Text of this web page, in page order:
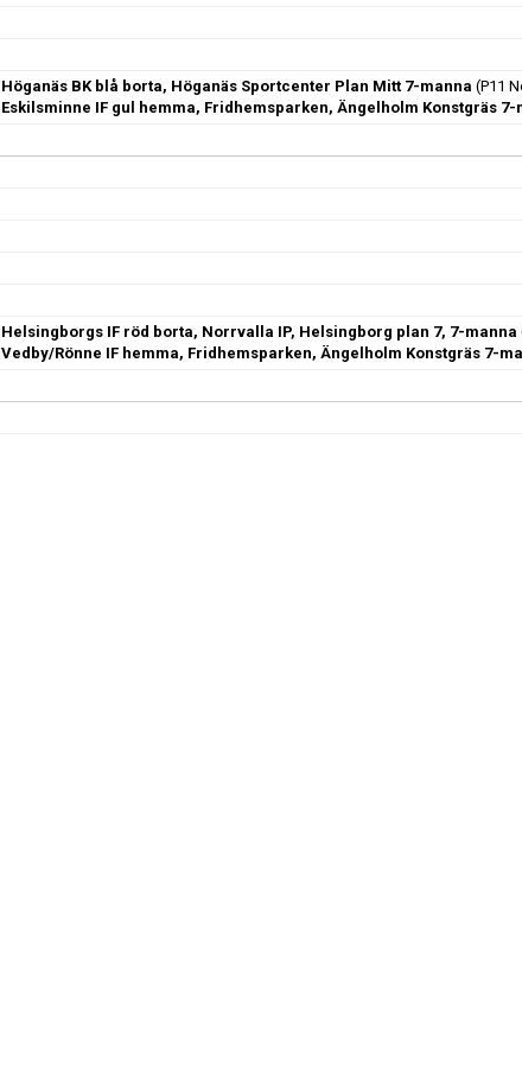
Höganäs BK blå borta, Höganäs Sportcenter Plan Mitt 7-manna (P11
Eskilsminne IF gul hemma, Fridhemsparken, Ängelholm Konstgräs 7-
Helsingborgs IF röd borta, Norrvalla IP, Helsingborg plan 7, 7-manna
Vedby/Rönne IF hemma, Fridhemsparken, Ängelholm Konstgräs 7-